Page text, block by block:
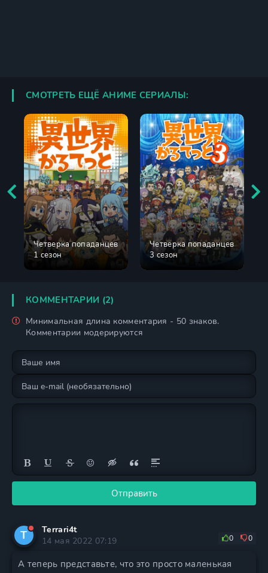
СМОТРЕТЬ ЕЩЁ АНИМЕ СЕРИАЛЫ:
Четверка попаданцев
1 сезон
Четверка попаданцев
3 сезон
КОММЕНТАРИИ (2)
Минимальная длина комментария - 50 знаков.
Комментарии модерируются
Отправить
T
Terrari4t
14 мая 2022 07:19
0 0
А теперь представьте, что это просто маленькая